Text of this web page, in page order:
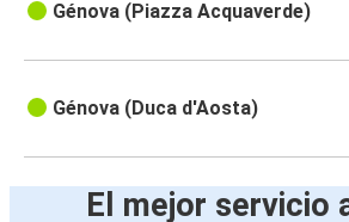
Génova (Piazza Acquaverde)
Génova (Duca d'Aosta)
El mejor servicio